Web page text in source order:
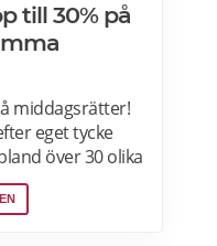
till 30% på
middagsrätter!
eget tycke
över 30 olika
levereras
din